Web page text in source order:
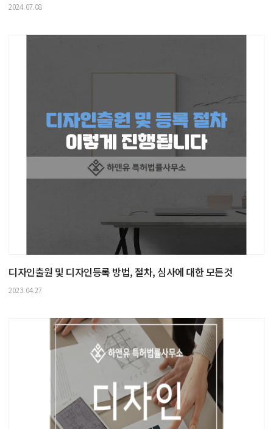
2024.07.08
디자인출원 및 디자인등록 방법, 절차, 심사에 대한 모든것
2023.04.27